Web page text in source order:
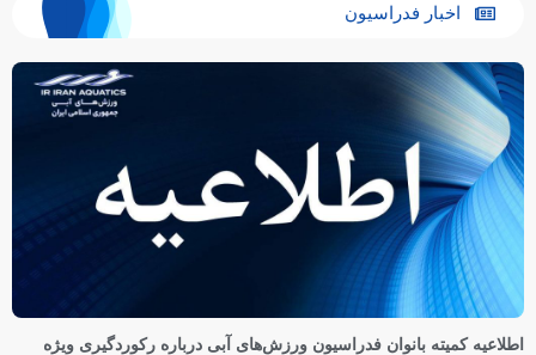
اخبار فدراسیون
اطلاعیه کمیته بانوان فدراسیون ورزش‌های آبی درباره رکوردگیری ویژه